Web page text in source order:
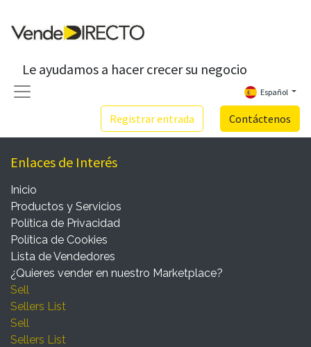
Le ayudamos a hacer crecer su negocio
Registrar entrada Contáctenos
Español
Enlaces de Interés
Inicio
Productos y Servicios
Política de Privacidad
Política de Cookies
Lista de Vendedores
¿Quieres vender en nuestro Marketplace?
Sell
Sellers List
Sell
Sellers List